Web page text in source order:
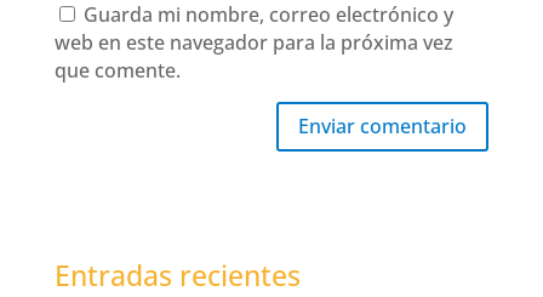
Guarda mi nombre, correo electrónico y
web en este navegador para la próxima vez
que comente.
Enviar comentario
Entradas recientes